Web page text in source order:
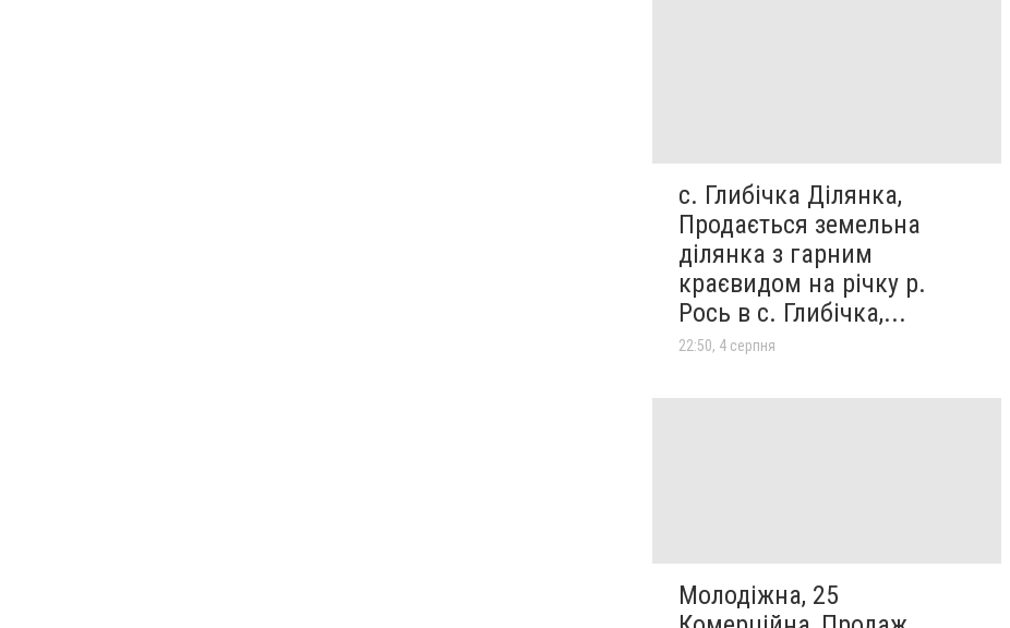
с. Глибічка Ділянка,
Продається земельна
ділянка з гарним
краєвидом на річку р.
Рось в с. Глибічка,...
22:50, 4 серпня
Молодіжна, 25